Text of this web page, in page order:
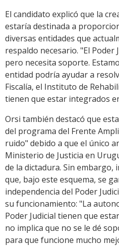
El candidato explicó que la
estaría destinada a
diversas entidades que
respaldo necesario. "El Poder
pero necesita soporte.
entidad podría ayudar a
Fiscalía, el Instituto de
tienen que estar integrados
Orsi también destacó que
del programa del Frente
ruido" debido a que el único
Ministerio de Justicia en
de la dictadura. Sin embargo,
que, bajo este esquema, se
independencia del Poder
su funcionamiento: "La
Poder Judicial tienen que
no implica que no se le dé
para que funcione mucho